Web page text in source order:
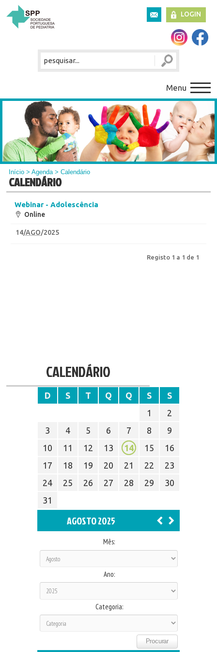
LOGIN
Menu
Início >Agenda> Calendário
CALENDÁRIO
Webinar - Adolescência
Online
14/AGO/2025
Registo 1 a 1 de 1
CALENDÁRIO
D S T Q Q S
S
1
2
3
4 5 6 7 8
9
10
11 12 13 14 15
16
17
18 19 20 21 22
23
24
25 26 27 28 29
30
31
AGOSTO 2025
Mês:
Ano:
Categoria: